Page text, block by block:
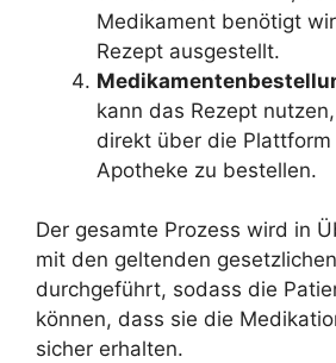
Medikament benötigt
Rezept ausgestellt.
kann das Rezept
direkt über die Plattform
Apotheke zu bestellen.
Der gesamte Prozess wird in
mit den geltenden
durchgeführt, sodass die
können, dass sie die
sicher erhalten.